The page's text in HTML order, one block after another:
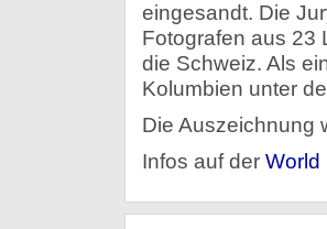
eingesandt. Die
Fotografen aus 23
die Schweiz. Als
Kolumbien unter
Die Auszeichnung
Infos auf der World